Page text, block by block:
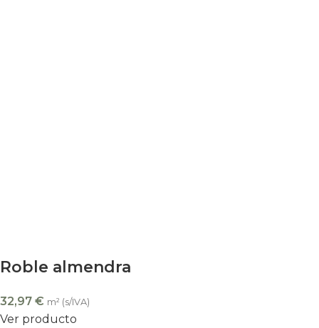
Roble almendra
32,97 € m² (s/IVA)
Ver producto